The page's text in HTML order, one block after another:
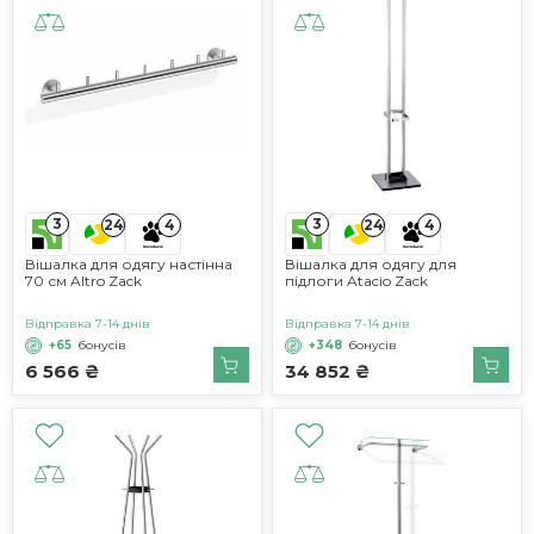
3 24 4
Вішалка для одягу настінна
70 см Altro Zack
6 566 ₴
Відправка 7-14 днів
+65 бонусів
3 24 4
Вішалка для одягу для
підлоги Atacio Zack
34 852 ₴
Відправка 7-14 днів
+348 бонусів